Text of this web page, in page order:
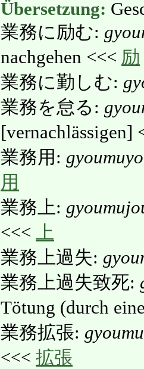
Übersetzung:
業務に励む:
nachgehen <<< 励
業務に勤しむ:
業務を怠る:
[vernachlässigen]
業務用:
用
業務上:
<<< 上
業務上過失:
業務上過失致死:
Tötung (durch
業務拡張:
<<< 拡張